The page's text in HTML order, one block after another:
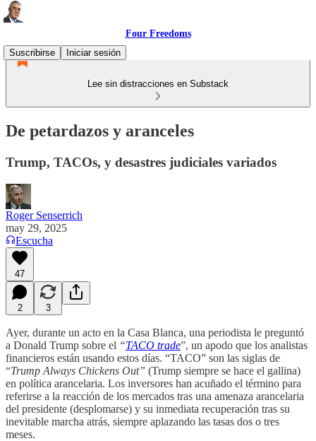
Four Freedoms
Suscribirse
Iniciar sesión
Lee sin distracciones en Substack
De petardazos y aranceles
Trump, TACOs, y desastres judiciales variados
Roger Senserrich
may 29, 2025
Escucha
47
2 3
Ayer, durante un acto en la Casa Blanca, una periodista le preguntó
a Donald Trump sobre el “TACO trade”, un apodo que los analistas
financieros están usando estos días. “TACO” son las siglas de
“Trump Always Chickens Out” (Trump siempre se hace el gallina)
en política arancelaria. Los inversores han acuñado el término para
referirse a la reacción de los mercados tras una amenaza arancelaria
del presidente (desplomarse) y su inmediata recuperación tras su
inevitable marcha atrás, siempre aplazando las tasas dos o tres
meses.